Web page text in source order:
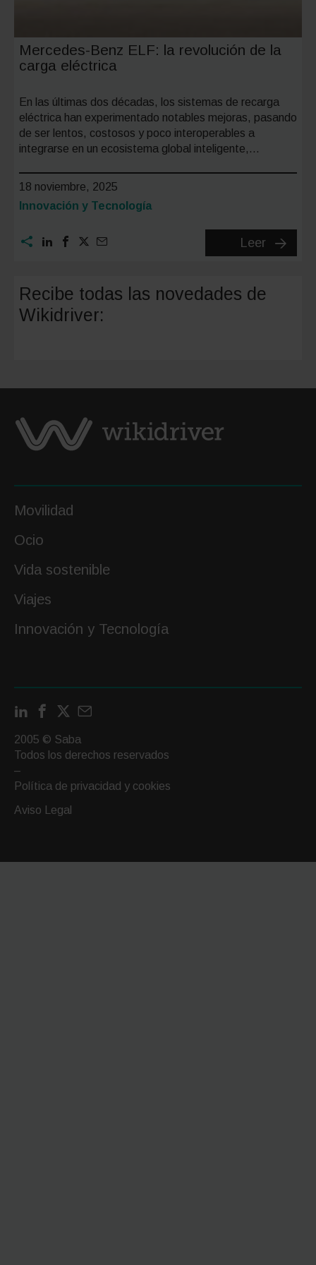
Mercedes-Benz ELF: la revolución de la
carga eléctrica
En las últimas dos décadas, los sistemas de recarga
eléctrica han experimentado notables mejoras, pasando
de ser lentos, costosos y poco interoperables a
integrarse en un ecosistema global inteligente,…
18 noviembre, 2025
Categoría:
Innovación y Tecnología
Leer
Recibe todas las novedades de
Wikidriver:
Movilidad
Ocio
Vida sostenible
Viajes
Innovación y Tecnología
LinkedIn
FacebookContactar
email
2005 © Saba
Todos los derechos reservados
–
Política de privacidad y cookies
Aviso Legal